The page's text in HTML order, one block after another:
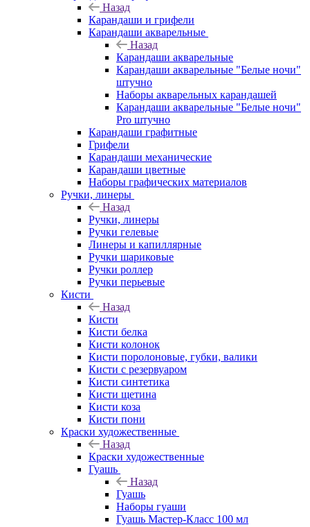
Назад
Карандаши и грифели
Карандаши акварельные
Назад
Карандаши акварельные
Карандаши акварельные "Белые ночи"
штучно
Наборы акварельных карандашей
Карандаши акварельные "Белые ночи"
Pro штучно
Карандаши графитные
Грифели
Карандаши механические
Карандаши цветные
Наборы графических материалов
Ручки, линеры
Назад
Ручки, линеры
Ручки гелевые
Линеры и капиллярные
Ручки шариковые
Ручки роллер
Ручки перьевые
Кисти
Назад
Кисти
Кисти белка
Кисти колонок
Кисти поролоновые, губки, валики
Кисти с резервуаром
Кисти синтетика
Кисти щетина
Кисти коза
Кисти пони
Краски художественные
Назад
Краски художественные
Гуашь
Назад
Гуашь
Наборы гуаши
Гуашь Мастер-Класс 100 мл